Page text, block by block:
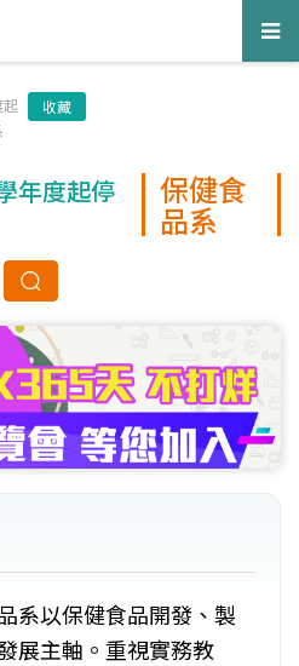
起
收藏
年度起停 保健食
品系
系以保健食品開發、製
展主軸。重視實務教